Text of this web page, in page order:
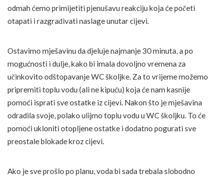
odmah ćemo primijetiti pjenušavu reakciju koja će početi
otapati i razgrađivati naslage unutar cijevi.
Ostavimo mješavinu da djeluje najmanje 30 minuta, a po
mogućnosti i dulje, kako bi imala dovoljno vremena za
učinkovito odštopavanje WC školjke. Za to vrijeme možemo
pripremiti toplu vodu (ali ne kipuću) koja će nam kasnije
pomoći isprati sve ostatke iz cijevi. Nakon što je mješavina
odradila svoje, polako ulijmo toplu vodu u WC školjku. To će
pomoći ukloniti otopljene ostatke i dodatno pogurati sve
preostale blokade kroz cijevi.
Ako je sve prošlo po planu, voda bi sada trebala slobodno